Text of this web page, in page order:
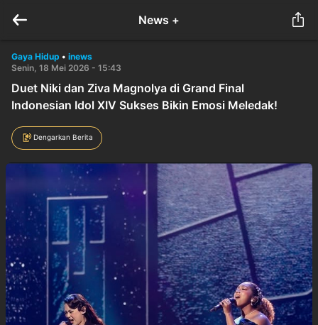
News +
Gaya Hidup • inews
Senin, 18 Mei 2026 - 15:43
Duet Niki dan Ziva Magnolya di Grand Final
Indonesian Idol XIV Sukses Bikin Emosi Meledak!
Dengarkan Berita